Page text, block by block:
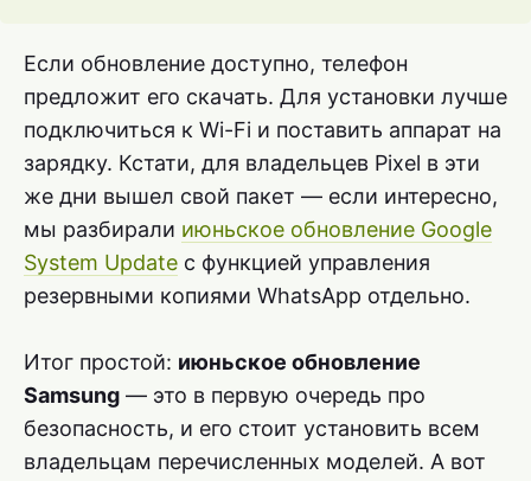
Если обновление доступно, телефон
предложит его скачать. Для установки лучше
подключиться к Wi-Fi и поставить аппарат на
зарядку. Кстати, для владельцев Pixel в эти
же дни вышел свой пакет — если интересно,
мы разбирали июньское обновление Google
System Update с функцией управления
резервными копиями WhatsApp отдельно.
Итог простой: июньское обновление
Samsung — это в первую очередь про
безопасность, и его стоит установить всем
владельцам перечисленных моделей. А вот